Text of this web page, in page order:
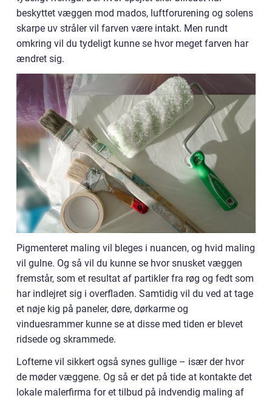
beskyttet væggen mod mados, luftforurening og solens
skarpe uv stråler vil farven være intakt. Men rundt
omkring vil du tydeligt kunne se hvor meget farven har
ændret sig.
Pigmenteret maling vil bleges i nuancen, og hvid maling
vil gulne. Og så vil du kunne se hvor snusket væggen
fremstår, som et resultat af partikler fra røg og fedt som
har indlejret sig i overfladen. Samtidig vil du ved at tage
et nøje kig på paneler, døre, dørkarme og
vinduesrammer kunne se at disse med tiden er blevet
ridsede og skrammede.
Lofterne vil sikkert også synes gullige – især der hvor
de møder væggene. Og så er det på tide at kontakte det
lokale malerfirma for et tilbud på indvendig maling af